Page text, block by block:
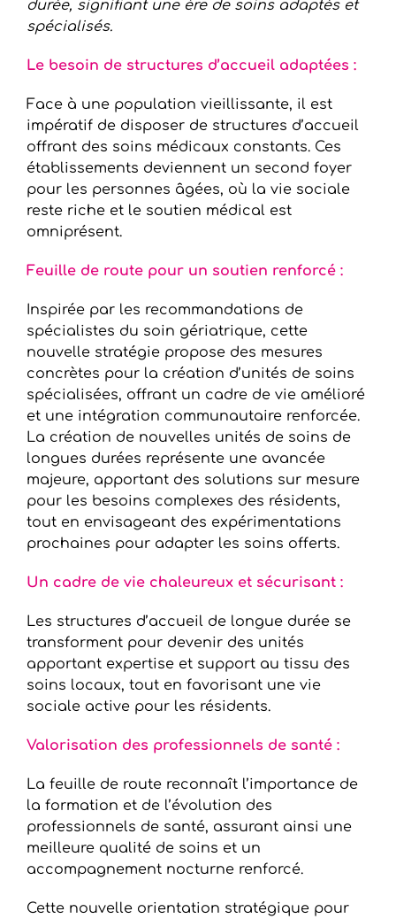
durée, signifiant une ère de soins adaptés et
spécialisés.
Le besoin de structures d’accueil adaptées :
Face à une population vieillissante, il est
impératif de disposer de structures d’accueil
offrant des soins médicaux constants. Ces
établissements deviennent un second foyer
pour les personnes âgées, où la vie sociale
reste riche et le soutien médical est
omniprésent.
Feuille de route pour un soutien renforcé :
Inspirée par les recommandations de
spécialistes du soin gériatrique, cette
nouvelle stratégie propose des mesures
concrètes pour la création d’unités de soins
spécialisées, offrant un cadre de vie amélioré
et une intégration communautaire renforcée.
La création de nouvelles unités de soins de
longues durées représente une avancée
majeure, apportant des solutions sur mesure
pour les besoins complexes des résidents,
tout en envisageant des expérimentations
prochaines pour adapter les soins offerts.
Un cadre de vie chaleureux et sécurisant :
Les structures d’accueil de longue durée se
transforment pour devenir des unités
apportant expertise et support au tissu des
soins locaux, tout en favorisant une vie
sociale active pour les résidents.
Valorisation des professionnels de santé :
La feuille de route reconnaît l’importance de
la formation et de l’évolution des
professionnels de santé, assurant ainsi une
meilleure qualité de soins et un
accompagnement nocturne renforcé.
Cette nouvelle orientation stratégique pour